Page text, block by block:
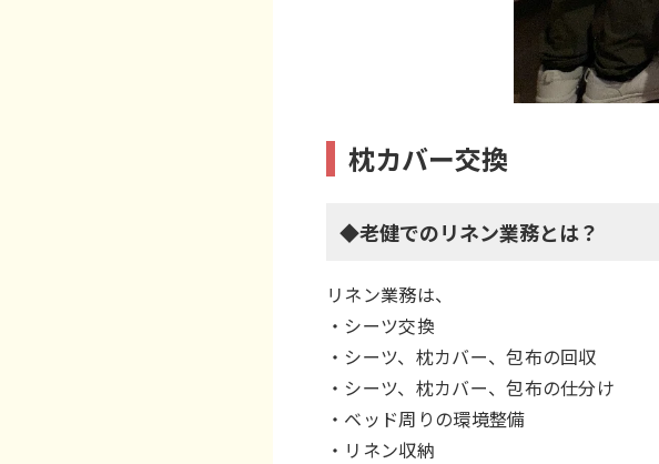
枕カバー交換
◆老健でのリネン業務とは？
リネン業務は、
・シーツ交換
・シーツ、枕カバー、包布の回収
・シーツ、枕カバー、包布の仕分け
・ベッド周りの環境整備
・リネン収納